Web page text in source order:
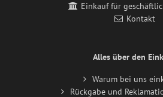
Einkauf für
Kontakt
Alles über den
Warum bei uns
Rückgabe und